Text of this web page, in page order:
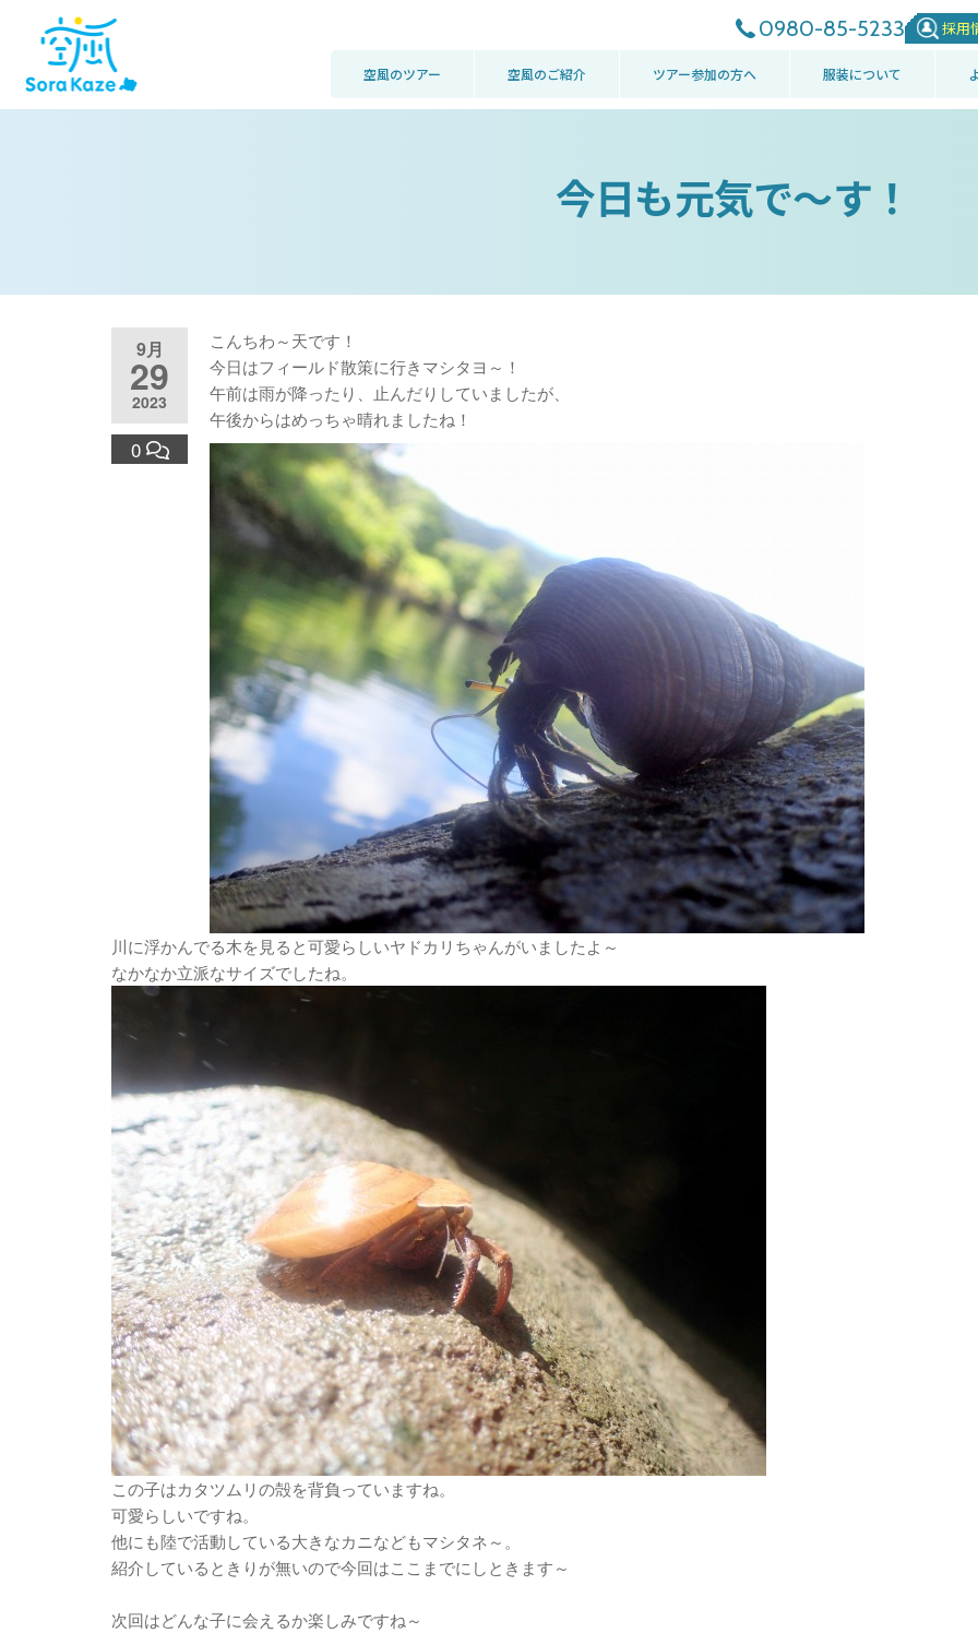
0980-85-5233 採用
空風のツアー 空風のご紹介 ツアー参加の方へ 服装について
今日も元気で～す！
9月
29
2023
0
こんちわ～天です！
今日はフィールド散策に行きマシタヨ～！
午前は雨が降ったり、止んだりしていましたが、
午後からはめっちゃ晴れましたね！
川に浮かんでる木を見ると可愛らしいヤドカリちゃんがいましたよ～
なかなか立派なサイズでしたね。
この子はカタツムリの殻を背負っていますね。
可愛らしいですね。
他にも陸で活動している大きなカニなどもマシタネ～。
紹介しているときりが無いので今回はここまでにしときます～
次回はどんな子に会えるか楽しみですね～